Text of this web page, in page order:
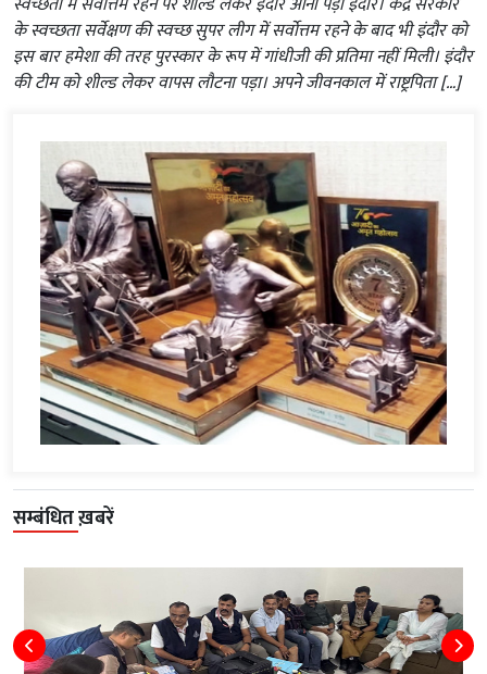
के स्वच्छता सर्वेक्षण की स्वच्छ सुपर लीग में सर्वोत्तम रहने के बाद भी इंदौर को
इस बार हमेशा की तरह पुरस्कार के रूप में गांधीजी की प्रतिमा नहीं मिली। इंदौर
की टीम को शील्ड लेकर वापस लौटना पड़ा। अपने जीवनकाल में राष्ट्रपिता […]
सम्बंधित ख़बरें